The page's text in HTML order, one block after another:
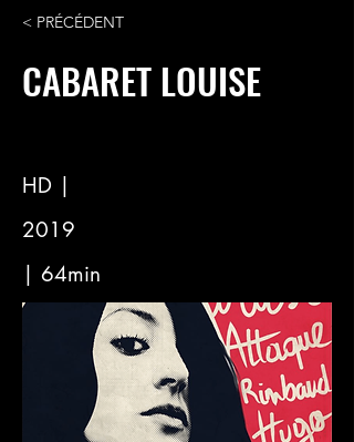
< PRÉCÉDENT
CABARET LOUISE
HD |
2019
| 64min